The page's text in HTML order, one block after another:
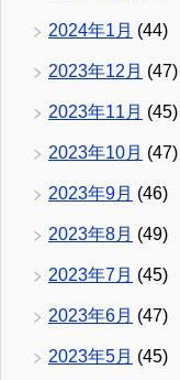
2024年1月 (44)
2023年12月 (47)
2023年11月 (45)
2023年10月 (47)
2023年9月 (46)
2023年8月 (49)
2023年7月 (45)
2023年6月 (47)
2023年5月 (45)